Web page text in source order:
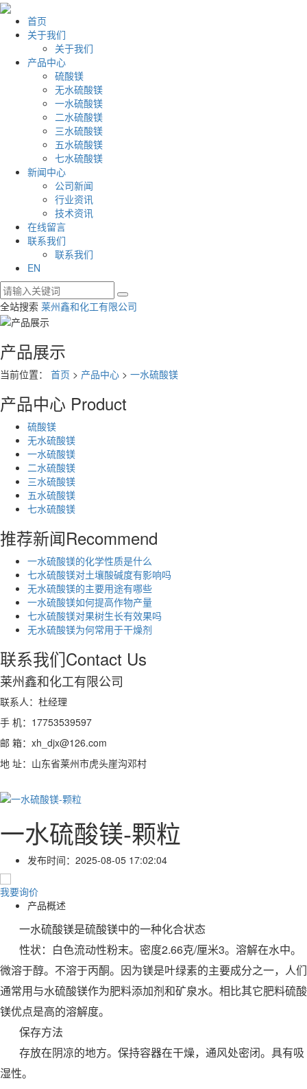
首页
关于我们
关于我们
产品中心
硫酸镁
无水硫酸镁
一水硫酸镁
二水硫酸镁
三水硫酸镁
五水硫酸镁
七水硫酸镁
新闻中心
公司新闻
行业资讯
技术资讯
在线留言
联系我们
联系我们
EN
全站搜索 莱州鑫和化工有限公司
产品展示
当前位置： 首页 > 产品中心 > 一水硫酸镁
产品中心 Product
硫酸镁
无水硫酸镁
一水硫酸镁
二水硫酸镁
三水硫酸镁
五水硫酸镁
七水硫酸镁
推荐新闻Recommend
一水硫酸镁的化学性质是什么
七水硫酸镁对土壤酸碱度有影响吗
无水硫酸镁的主要用途有哪些
一水硫酸镁如何提高作物产量
七水硫酸镁对果树生长有效果吗
无水硫酸镁为何常用于干燥剂
联系我们Contact Us
莱州鑫和化工有限公司
联系人：杜经理
手 机：17753539597
邮 箱：xh_djx@126.com
地 址：山东省莱州市虎头崖沟邓村
一水硫酸镁-颗粒
发布时间： 2025-08-05 17:02:04
我要询价
产品概述
一水硫酸镁是硫酸镁中的一种化合状态
性状：白色流动性粉末。密度2.66克/厘米3。溶解在水中。
微溶于醇。不溶于丙酮。因为镁是叶绿素的主要成分之一，人们
通常用与水硫酸镁作为肥料添加剂和矿泉水。相比其它肥料硫酸
镁优点是高的溶解度。
保存方法
存放在阴凉的地方。保持容器在干燥，通风处密闭。具有吸
湿性。